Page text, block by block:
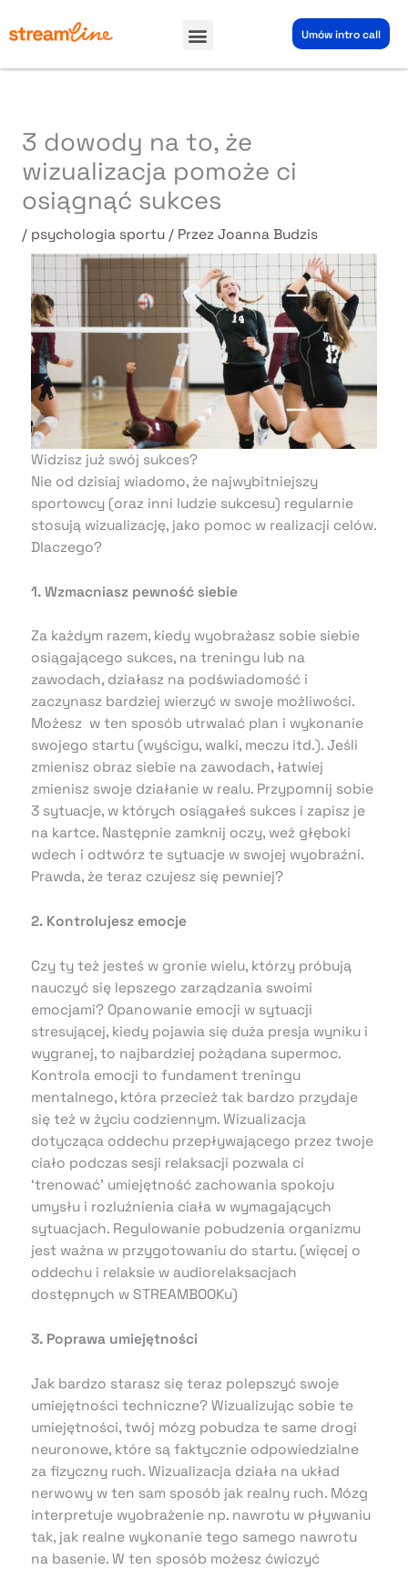
do
Menu Umów intro call
3 dowody na to, że
wizualizacja pomoże ci
osiągnąć sukces
/ psychologia sportu/ Przez Joanna Budzis
Widzisz już swój sukces?
Nie od dzisiaj wiadomo, że najwybitniejszy
sportowcy (oraz inni ludzie sukcesu) regularnie
stosują wizualizację, jako pomoc w realizacji celów.
Dlaczego?
1. Wzmacniasz pewność siebie
Za każdym razem, kiedy wyobrażasz sobie siebie
osiągającego sukces, na treningu lub na
zawodach, działasz na podświadomość i
zaczynasz bardziej wierzyć w swoje możliwości.
Możesz w ten sposób utrwalać plan i wykonanie
swojego startu (wyścigu, walki, meczu itd.). Jeśli
zmienisz obraz siebie na zawodach, łatwiej
zmienisz swoje działanie w realu. Przypomnij sobie
3 sytuacje, w których osiągałeś sukces i zapisz je
na kartce. Następnie zamknij oczy, weź głęboki
wdech i odtwórz te sytuacje w swojej wyobraźni.
Prawda, że teraz czujesz się pewniej?
2. Kontrolujesz emocje
Czy ty też jesteś w gronie wielu, którzy próbują
nauczyć się lepszego zarządzania swoimi
emocjami? Opanowanie emocji w sytuacji
stresującej, kiedy pojawia się duża presja wyniku i
wygranej, to najbardziej pożądana supermoc.
Kontrola emocji to fundament treningu
mentalnego, która przecież tak bardzo przydaje
się też w życiu codziennym. Wizualizacja
dotycząca oddechu przepływającego przez twoje
ciało podczas sesji relaksacji pozwala ci
‘trenować’ umiejętność zachowania spokoju
umysłu i rozluźnienia ciała w wymagających
sytuacjach. Regulowanie pobudzenia organizmu
jest ważna w przygotowaniu do startu. (więcej o
oddechu i relaksie w audiorelaksacjach
dostępnych w STREAMBOOKu)
3. Poprawa umiejętności
Jak bardzo starasz się teraz polepszyć swoje
umiejętności techniczne? Wizualizując sobie te
umiejętności, twój mózg pobudza te same drogi
neuronowe, które są faktycznie odpowiedzialne
za fizyczny ruch. Wizualizacja działa na układ
nerwowy w ten sam sposób jak realny ruch. Mózg
interpretuje wyobrażenie np. nawrotu w pływaniu
tak, jak realne wykonanie tego samego nawrotu
na basenie. W ten sposób możesz ćwiczyć